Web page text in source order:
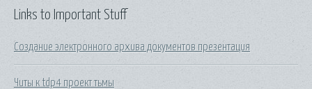
Links to Important Stuff
Создание электронного архива документов презентация
Читы к tdp4 проект тьмы